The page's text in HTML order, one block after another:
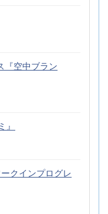
『空中ブラン
クインプログレ